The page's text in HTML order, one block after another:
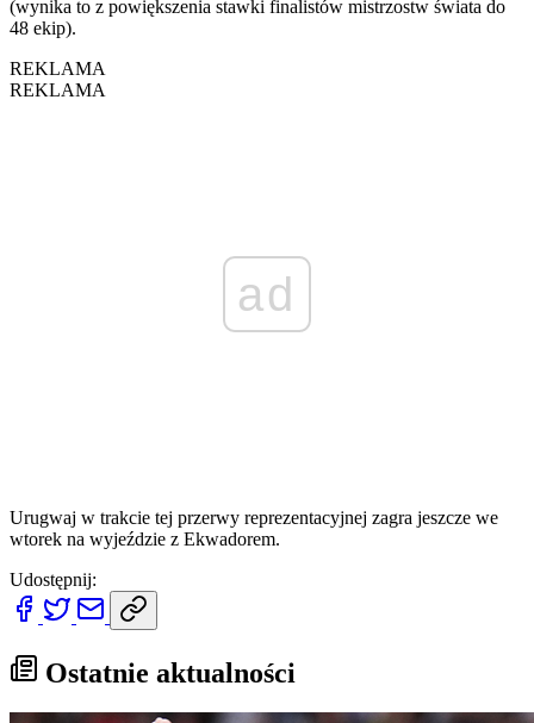
(wynika to z powiększenia stawki finalistów mistrzostw świata do
48 ekip).
REKLAMA
REKLAMA
ad
Urugwaj w trakcie tej przerwy reprezentacyjnej zagra jeszcze we
wtorek na wyjeździe z Ekwadorem.
Udostępnij:
Ostatnie aktualności